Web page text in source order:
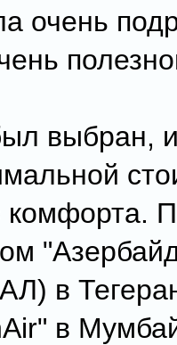
очень
выбран,
комфорта.
в
в